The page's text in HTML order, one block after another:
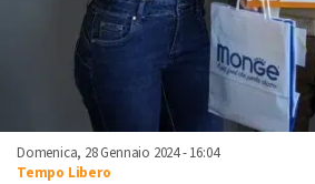
Domenica, 28 Gennaio 2024 - 16:04
Tempo Libero